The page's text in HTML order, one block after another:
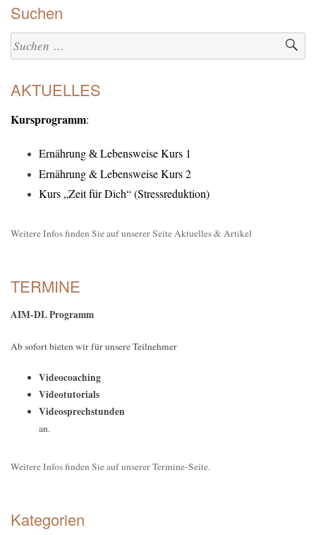
Suchen
Suchen
nach:
AKTUELLES
Kursprogramm:
Ernährung & Lebensweise Kurs 1
Ernährung & Lebensweise Kurs 2
Kurs „Zeit für Dich“ (Stressreduktion)
Weitere Infos finden Sie auf unserer Seite Aktuelles & Artikel
TERMINE
AIM-DL Programm
Ab sofort bieten wir für unsere Teilnehmer
Videocoaching
Videotutorials
Videosprechstunden
an.
Weitere Infos finden Sie auf unserer Termine-Seite.
Kategorien